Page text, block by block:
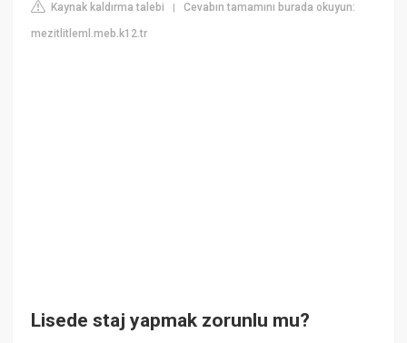
Kaynak kaldırma talebi |Cevabın tamamını burada okuyun:
mezitlitleml.meb.k12.tr
Lisede staj yapmak zorunlu mu?